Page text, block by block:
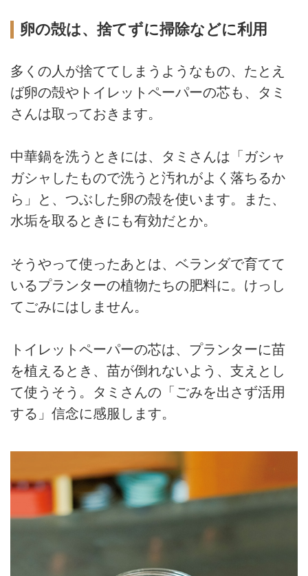
卵の殻は、捨てずに掃除などに利用
多くの人が捨ててしまうようなもの、たとえ
ば卵の殻やトイレットペーパーの芯も、タミ
さんは取っておきます。
中華鍋を洗うときには、タミさんは「ガシャ
ガシャしたもので洗うと汚れがよく落ちるか
ら」と、つぶした卵の殻を使います。また、
水垢を取るときにも有効だとか。
そうやって使ったあとは、ベランダで育てて
いるプランターの植物たちの肥料に。けっし
てごみにはしません。
トイレットペーパーの芯は、プランターに苗
を植えるとき、苗が倒れないよう、支えとし
て使うそう。タミさんの「ごみを出さず活用
する」信念に感服します。